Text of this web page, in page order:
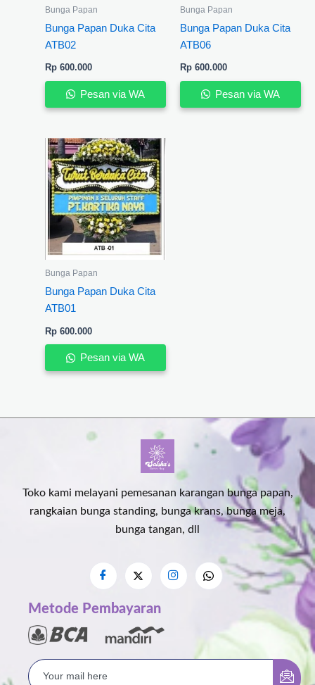
Bunga Papan
Bunga Papan Duka Cita
ATB02
Rp600.000
Pesan via WA
Bunga Papan
Bunga Papan Duka Cita
ATB06
Rp600.000
Pesan via WA
Bunga Papan
Bunga Papan Duka Cita
ATB01
Rp600.000
Pesan via WA
Toko kami melayani pemesanan karangan bunga papan,
rangkaian bunga standing, bunga krans, bunga meja,
bunga tangan, dll
Metode Pembayaran